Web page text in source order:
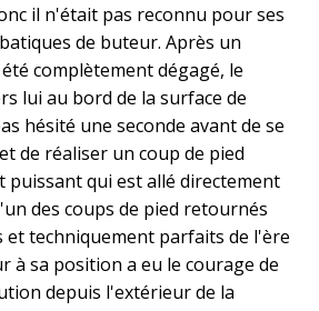
il n'était pas reconnu pour ses
de buteur. Après un
complètement dégagé, le
lui au bord de la surface de
hésité une seconde avant de se
de réaliser un coup de pied
qui est allé directement
des coups de pied retournés
et techniquement parfaits de l'ère
à sa position a eu le courage de
depuis l'extérieur de la